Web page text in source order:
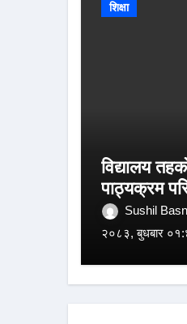
शिक्षा
विद्यालय
पाठ्यक्रम
Sushil
२०८३, बुधबार